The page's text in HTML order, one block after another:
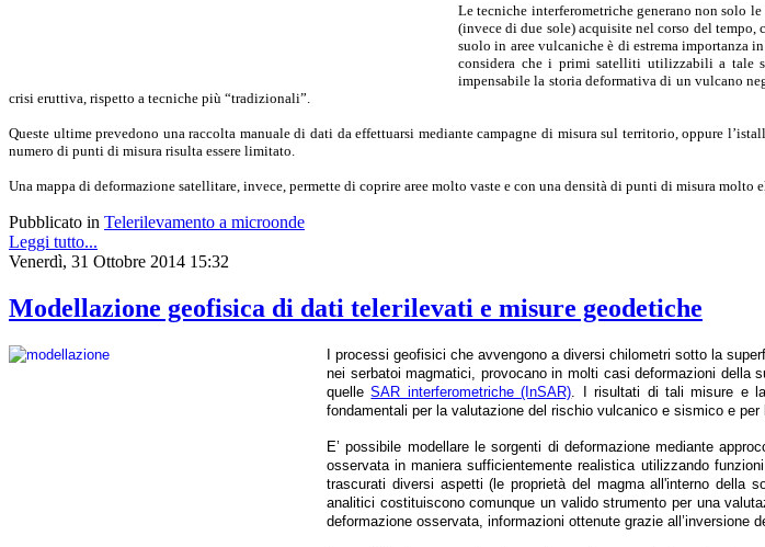
Le tecniche interferometriche generano non solo
(invece di due sole) acquisite nel corso del tempo,
suolo in aree vulcaniche è di estrema importanza
considera che i primi satelliti utilizzabili a tale
impensabile la storia deformativa di un vulcano
crisi eruttiva, rispetto a tecniche più “tradizionali”.
Queste ultime prevedono una raccolta manuale di dati da effettuarsi mediante campagne di misura sul territorio, oppure
numero di punti di misura risulta essere limitato.
Una mappa di deformazione satellitare, invece, permette di coprire aree molto vaste e con una densità di punti di misura molto
Pubblicato in Telerilevamento a microonde
Leggi tutto...
Venerdì, 31 Ottobre 2014 15:32
Modellazione geofisica di dati telerilevati e misure geodetiche
I processi geofisici che avvengono a diversi chilometri sotto la
nei serbatoi magmatici, provocano in molti casi deformazioni della
quelleSAR interferometriche (InSAR) . I risultati di tali misure e
fondamentali per la valutazione del rischio vulcanico e sismico e
E’ possibile modellare le sorgenti di deformazione mediante
osservata in maniera sufficientemente realistica utilizzando
trascurati diversi aspetti (le proprietà del magma all'interno della
analitici costituiscono comunque un valido strumento per una
deformazione osservata, informazioni ottenute grazie